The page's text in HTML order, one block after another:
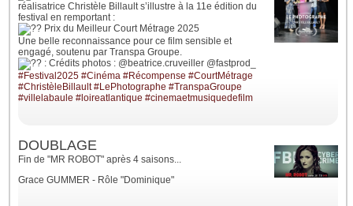
réalisatrice Christèle Billault s’illustre à la 11e édition du
festival en remportant :
Prix du Meilleur Court Métrage 2025
Une belle reconnaissance pour ce film sensible et
engagé, soutenu par Transpa Groupe.
: Crédits photos : @beatrice.cruveiller @fastprod_
#Festival2025 #Cinéma #Récompense #CourtMétrage
#ChristèleBillault #LePhotographe #TranspaGroupe
#villelabaule #loireatlantique #cinemaetmusiquedefilm
DOUBLAGE
Fin de "MR ROBOT" après 4 saisons...
Grace GUMMER - Rôle "Dominique"